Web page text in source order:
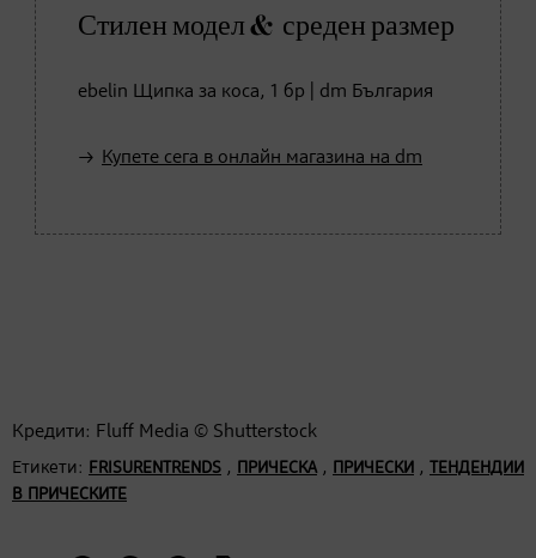
Стилен модел & среден размер
ebelin Щипка за коса, 1 бр | dm България
Купете сега в онлайн магазина на dm
Кредити: Fluff Media © Shutterstock
Етикети: FRISURENTRENDS , ПРИЧЕСКА, ПРИЧЕСКИ ,
ТЕНДЕНДИИ
В ПРИЧЕСКИТЕ